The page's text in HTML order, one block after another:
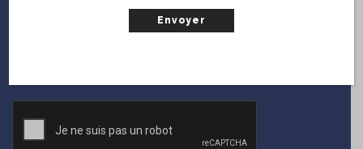
En vous inscrivant sur le web, vous serez notifié chaque
diffuse une nouvelle parution.